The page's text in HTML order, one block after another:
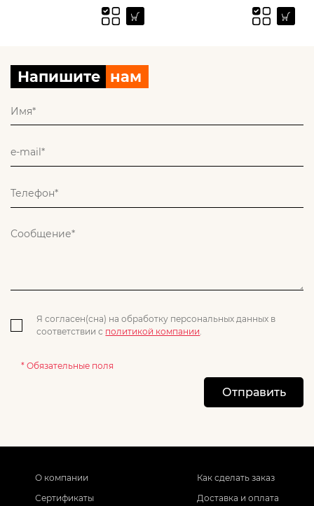
Напишите нам
Я согласен(сна) на обработку персональных данных в
соответствии с политикой компании.
* Обязательные поля
Отправить
О компании
Сертификаты
Как сделать заказ
Доставка и оплата